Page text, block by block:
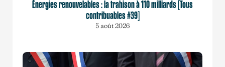
Énergies renouvelables : la trahison à 110 milliards [Tous
contribuables #39]
5 août 2026